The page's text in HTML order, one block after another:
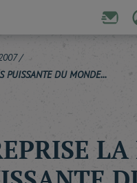
/
PUISSANTE DU MONDE...
LA